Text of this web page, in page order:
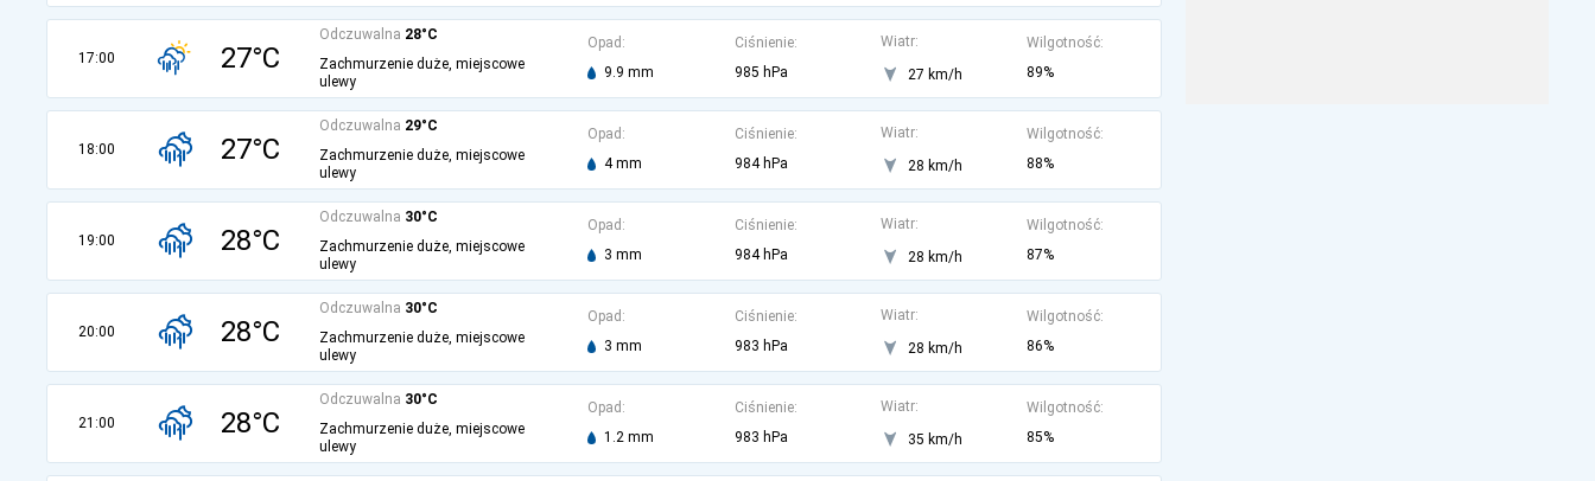
17:00 27°C
Odczuwalna 28°C
Zachmurzenie duże, miejscowe
ulewy
Opad:
9.9 mm
Ciśnienie:
985 hPa
Wiatr:
27 km/h
Wilgotność:
89%
18:00 27°C
Odczuwalna 29°C
Zachmurzenie duże, miejscowe
ulewy
Opad:
4 mm
Ciśnienie:
984 hPa
Wiatr:
28 km/h
Wilgotność:
88%
19:00 28°C
Odczuwalna 30°C
Zachmurzenie duże, miejscowe
ulewy
Opad:
3 mm
Ciśnienie:
984 hPa
Wiatr:
28 km/h
Wilgotność:
87%
20:00 28°C
Odczuwalna 30°C
Zachmurzenie duże, miejscowe
ulewy
Opad:
3 mm
Ciśnienie:
983 hPa
Wiatr:
28 km/h
Wilgotność:
86%
21:00 28°C
Odczuwalna 30°C
Zachmurzenie duże, miejscowe
ulewy
Opad:
1.2 mm
Ciśnienie:
983 hPa
Wiatr:
35 km/h
Wilgotność:
85%